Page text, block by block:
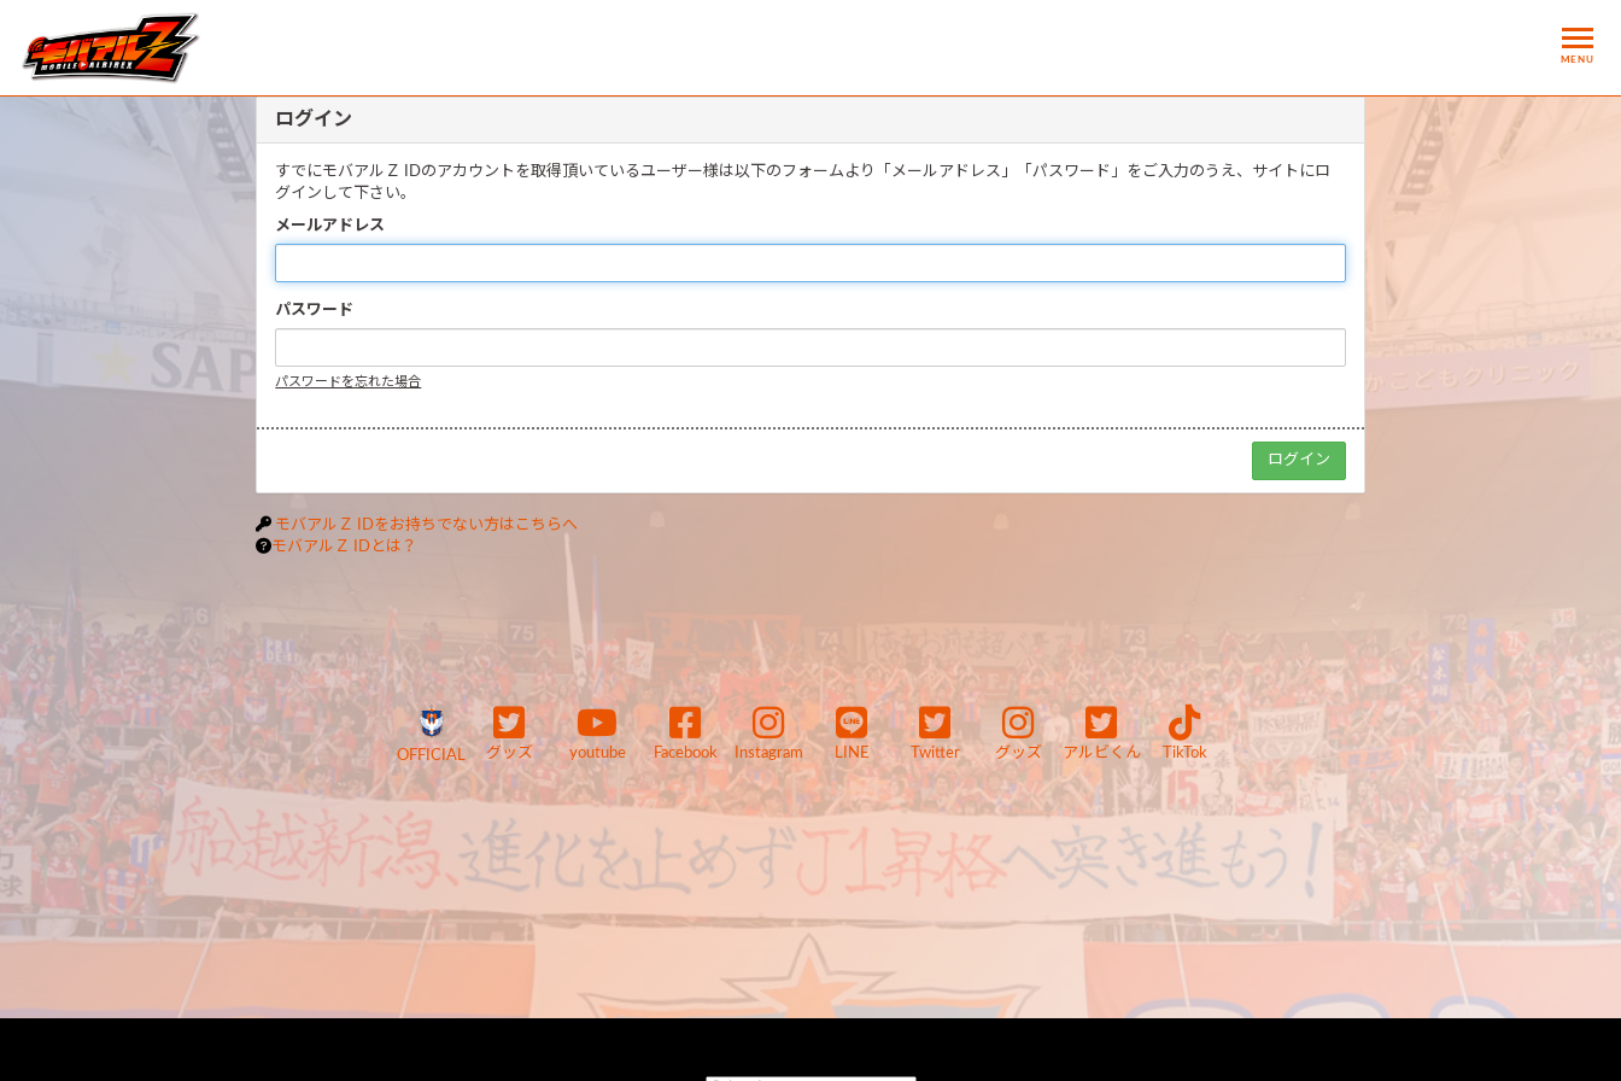
MENU
ログイン
すでにモバアルＺ IDのアカウントを取得頂いているユーザー様は以下のフォームより「メールアドレス」「パスワード」をご入力のうえ、サイトにロ
グインして下さい。
メールアドレス
パスワード
パスワードを忘れた場合
モバアルＺ IDをお持ちでない方はこちらへ
モバアルＺ IDとは？
OFFICIAL グッズ youtube Facebook Instagram LINE Twitter グッズ アルビくん TikTok